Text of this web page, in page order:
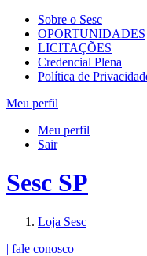
Sobre o Sesc
OPORTUNIDADES
LICITAÇÕES
Credencial Plena
Política de
Meu perfil
Meu perfil
Sair
Sesc SP
Loja Sesc
| fale conosco